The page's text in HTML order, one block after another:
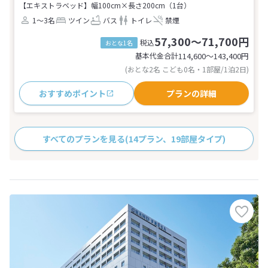
【エキストラベッド】幅100cm×長さ200cm（1台）
1～3名
ツイン バス トイレ 禁煙
おとな1名 税込57,300～71,700円
基本代金合計114,600〜143,400円
(おとな2名 こども0名・1部屋/1泊2日)
おすすめポイント プランの詳細
すべてのプランを見る(14プラン、19部屋タイプ)